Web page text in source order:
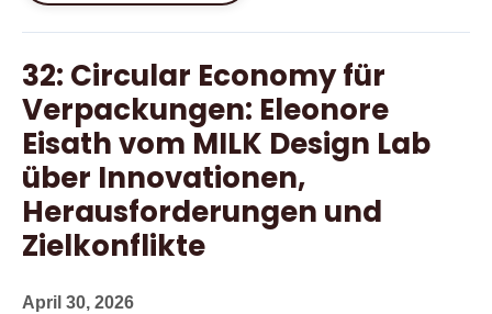
32: Circular Economy für
Verpackungen: Eleonore
Eisath vom MILK Design Lab
über Innovationen,
Herausforderungen und
Zielkonflikte
April 30, 2026